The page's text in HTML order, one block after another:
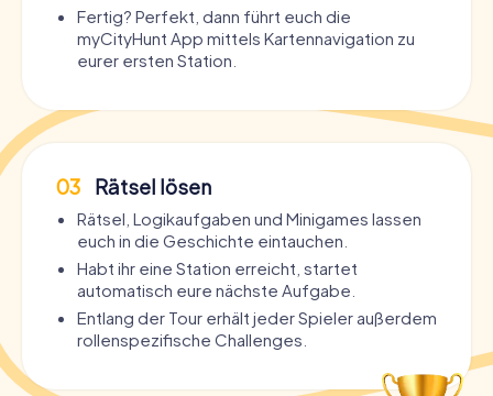
Fertig? Perfekt, dann führt euch die
myCityHunt App mittels Kartennavigation zu
eurer ersten Station.
03 Rätsel lösen
Rätsel, Logikaufgaben und Minigames lassen
euch in die Geschichte eintauchen.
Habt ihr eine Station erreicht, startet
automatisch eure nächste Aufgabe.
Entlang der Tour erhält jeder Spieler außerdem
rollenspezifische Challenges.